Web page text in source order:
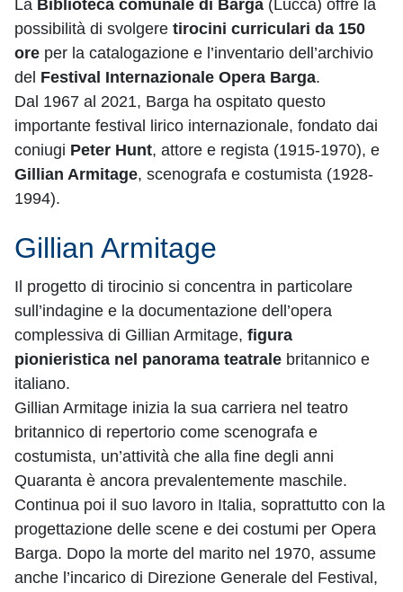
La Biblioteca comunale di Barga (Lucca) offre la
possibilità di svolgere tirocini curriculari da 150
ore per la catalogazione e l’inventario dell’archivio
del Festival Internazionale Opera Barga.
Dal 1967 al 2021, Barga ha ospitato questo
importante festival lirico internazionale, fondato dai
coniugi Peter Hunt, attore e regista (1915-1970), e
Gillian Armitage, scenografa e costumista (1928-
1994).
Gillian Armitage
Il progetto di tirocinio si concentra in particolare
sull’indagine e la documentazione dell’opera
complessiva di Gillian Armitage, figura
pionieristica nel panorama teatrale britannico e
italiano.
Gillian Armitage inizia la sua carriera nel teatro
britannico di repertorio come scenografa e
costumista, un’attività che alla fine degli anni
Quaranta è ancora prevalentemente maschile.
Continua poi il suo lavoro in Italia, soprattutto con la
progettazione delle scene e dei costumi per Opera
Barga. Dopo la morte del marito nel 1970, assume
anche l’incarico di Direzione Generale del Festival,